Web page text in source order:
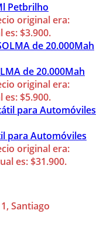
Petbrilho
original era:
es: $3.900.
de 20.000Mah
original era:
es: $5.900.
para Automóviles
original era:
es: $31.900.
Santiago